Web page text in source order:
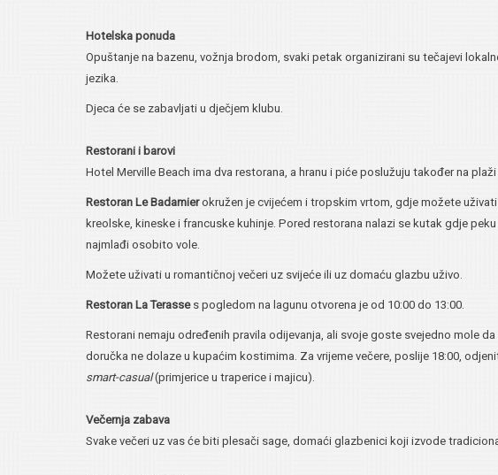
Hotelska ponuda
Opuštanje na bazenu, vožnja brodom, svaki petak organizirani su tečajevi
jezika.
Djeca će se zabavljati u dječjem klubu.
Restorani i barovi
Hotel Merville Beach ima dva restorana, a hranu i piće poslužuju također na
Restoran Le Badamierokružen je cvijećem i tropskim vrtom, gdje možete
kreolske, kineske i francuske kuhinje. Pored restorana nalazi se kutak gdje peku
najmlađi osobito vole.
Možete uživati u romantičnoj večeri uz svijeće ili uz domaću glazbu uživo.
Restoran La Terasses pogledom na lagunu otvorena je od 10:00 do 13:00.
Restorani nemaju određenih pravila odijevanja, ali svoje goste svejedno mole da
doručka ne dolaze u kupaćim kostimima. Za vrijeme večere, poslije 18:00,
smart-casual(primjerice u traperice i majicu).
Večernja zabava
Svake večeri uz vas će biti plesači sage, domaći glazbenici koji izvode